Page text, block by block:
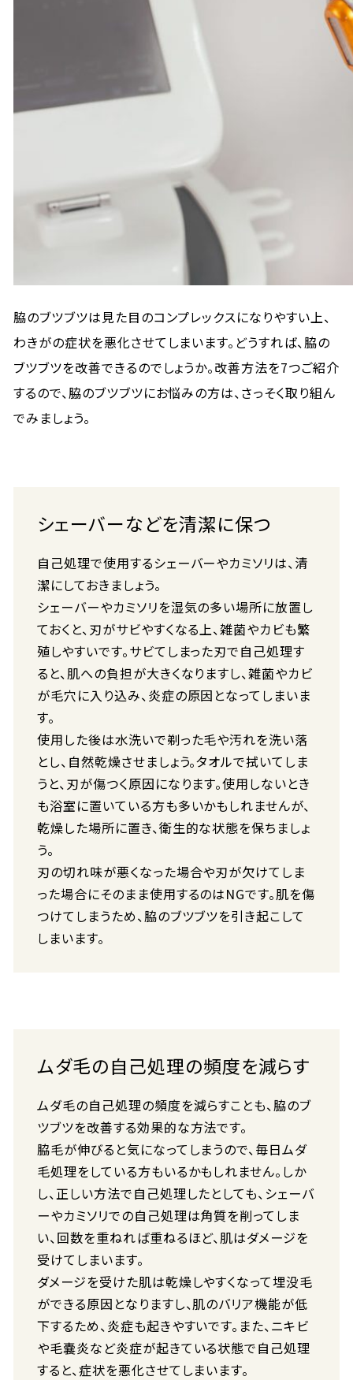
脇のブツブツは見た目のコンプレックスになりやすい上、
わきがの症状を悪化させてしまいます。どうすれば、脇の
ブツブツを改善できるのでしょうか。改善方法を7つご紹介
するので、脇のブツブツにお悩みの方は、さっそく取り組ん
でみましょう。
シェーバーなどを清潔に保つ
自己処理で使用するシェーバーやカミソリは、清
潔にしておきましょう。
シェーバーやカミソリを湿気の多い場所に放置し
ておくと、刃がサビやすくなる上、雑菌やカビも繁
殖しやすいです。サビてしまった刃で自己処理す
ると、肌への負担が大きくなりますし、雑菌やカビ
が毛穴に入り込み、炎症の原因となってしまいま
す。
使用した後は水洗いで剃った毛や汚れを洗い落
とし、自然乾燥させましょう。タオルで拭いてしま
うと、刃が傷つく原因になります。使用しないとき
も浴室に置いている方も多いかもしれませんが、
乾燥した場所に置き、衛生的な状態を保ちましょ
う。
刃の切れ味が悪くなった場合や刃が欠けてしま
った場合にそのまま使用するのはNGです。肌を傷
つけてしまうため、脇のブツブツを引き起こして
しまいます。
ムダ毛の自己処理の頻度を減らす
ムダ毛の自己処理の頻度を減らすことも、脇のブ
ツブツを改善する効果的な方法です。
脇毛が伸びると気になってしまうので、毎日ムダ
毛処理をしている方もいるかもしれません。しか
し、正しい方法で自己処理したとしても、シェーバ
ーやカミソリでの自己処理は角質を削ってしま
い、回数を重ねれば重ねるほど、肌はダメージを
受けてしまいます。
ダメージを受けた肌は乾燥しやすくなって埋没毛
ができる原因となりますし、肌のバリア機能が低
下するため、炎症も起きやすいです。また、ニキビ
や毛嚢炎など炎症が起きている状態で自己処理
すると、症状を悪化させてしまいます。